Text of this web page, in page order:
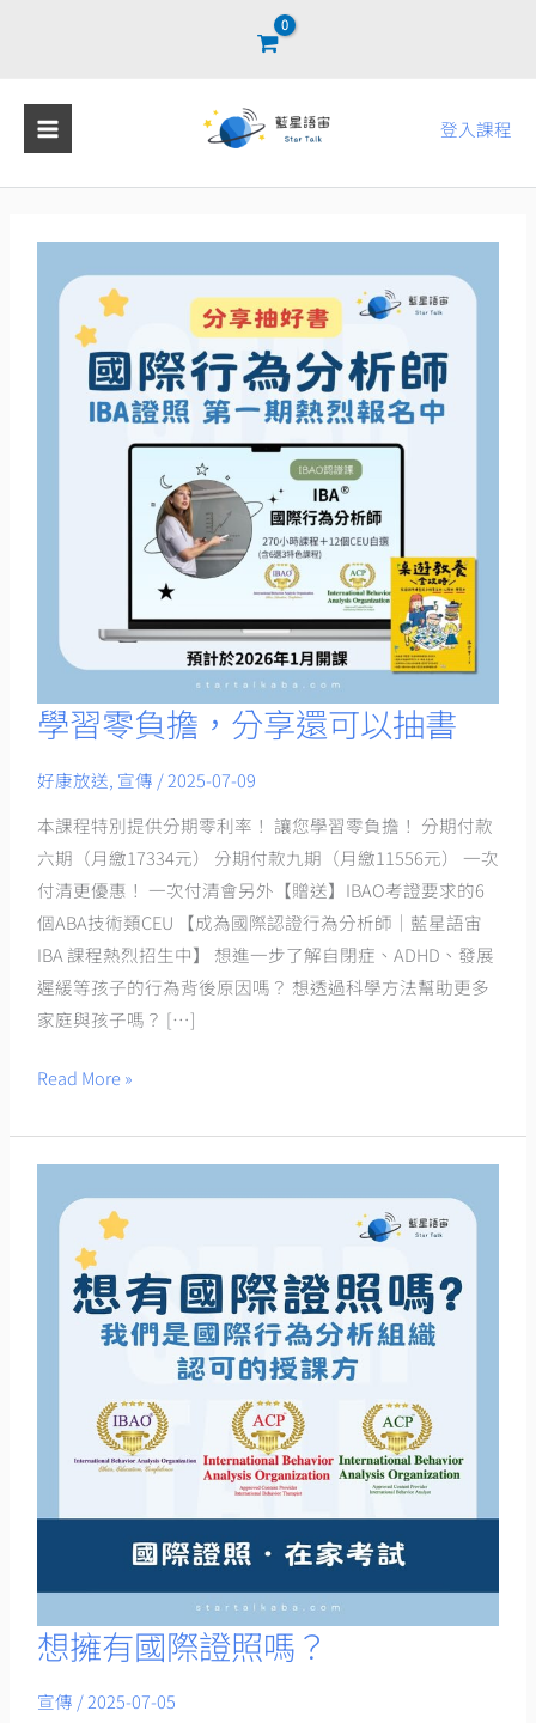
登入課程
學習零負擔，分享還可以抽書
好康放送, 宣傳 /2025-07-09
本課程特別提供分期零利率！ 讓您學習零負擔！ 分期付款
六期（月繳17334元） 分期付款九期（月繳11556元） 一次
付清更優惠！ 一次付清會另外【贈送】IBAO考證要求的6
個ABA技術類CEU 【成為國際認證行為分析師｜藍星語宙
IBA 課程熱烈招生中】 想進一步了解自閉症、ADHD、發展
遲緩等孩子的行為背後原因嗎？ 想透過科學方法幫助更多
家庭與孩子嗎？ […]
學
零
負
擔，
分
享
還
可
以
書
Read More »
想擁有國際證照嗎？
宣傳 /2025-07-05
想
有